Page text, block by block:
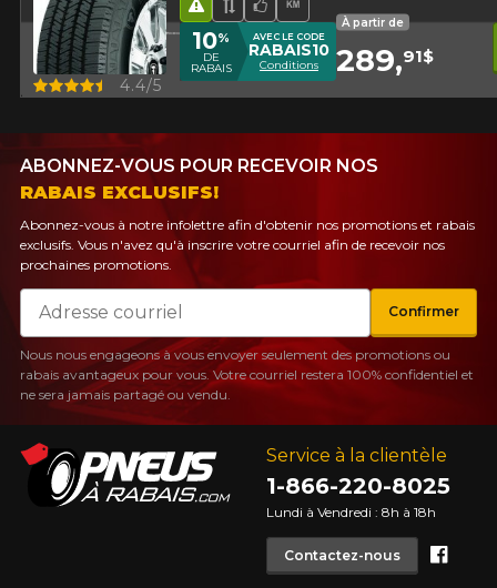
Bande de roulement
Choix de l'équipe
Haut kilométrage
Hasard routier
Aperçu 4.4/5
10%
DE
RABAIS
AVEC LE CODE
RABAIS10
Conditions
À partir de
289,91$
Service à la clientèle
1-866-220-8025
Lundi à Vendredi : 8h à 18h
Contactez-nous
ABONNEZ-VOUS POUR RECEVOIR NOS
RABAIS EXCLUSIFS!
Abonnez-vous à notre infolettre afin d'obtenir nos promotions et rabais
exclusifs. Vous n'avez qu'à inscrire votre courriel afin de recevoir nos
prochaines promotions.
Courriel
Confirmer
Nous nous engageons à vous envoyer seulement des promotions ou
rabais avantageux pour vous. Votre courriel restera 100% confidentiel et
ne sera jamais partagé ou vendu.